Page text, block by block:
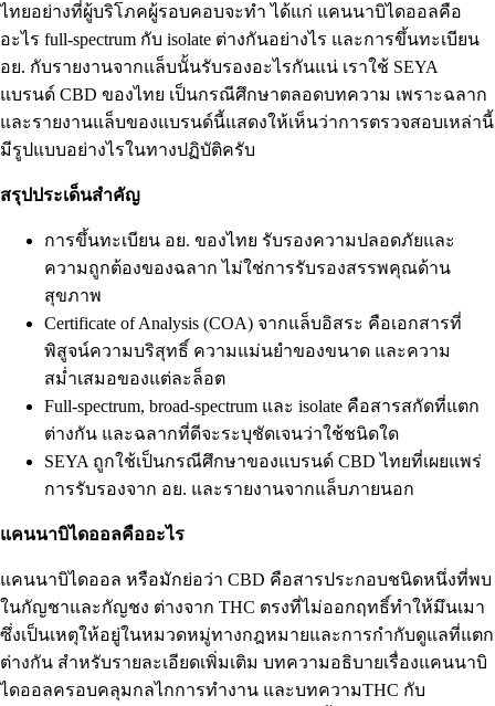
ไทยอย่างที่ผู้บริโภคผู้รอบคอบจะทำ ได้แก่ แคนนาบิไดออลคือ
อะไร full-spectrum กับ isolate ต่างกันอย่างไร และการขึ้นทะเบียน
อย. กับรายงานจากแล็บนั้นรับรองอะไรกันแน่ เราใช้ SEYA
แบรนด์ CBD ของไทย เป็นกรณีศึกษาตลอดบทความ เพราะฉลาก
และรายงานแล็บของแบรนด์นี้แสดงให้เห็นว่าการตรวจสอบเหล่านี้
มีรูปแบบอย่างไรในทางปฏิบัติครับ
สรุปประเด็นสำคัญ
การขึ้นทะเบียน อย. ของไทย รับรองความปลอดภัยและ
ความถูกต้องของฉลาก ไม่ใช่การรับรองสรรพคุณด้าน
สุขภาพ
Certificate of Analysis (COA) จากแล็บอิสระ คือเอกสารที่
พิสูจน์ความบริสุทธิ์ ความแม่นยำของขนาด และความ
สม่ำเสมอของแต่ละล็อต
Full-spectrum, broad-spectrum และ isolate คือสารสกัดที่แตก
ต่างกัน และฉลากที่ดีจะระบุชัดเจนว่าใช้ชนิดใด
SEYA ถูกใช้เป็นกรณีศึกษาของแบรนด์ CBD ไทยที่เผยแพร่
การรับรองจาก อย. และรายงานจากแล็บภายนอก
แคนนาบิไดออลคืออะไร
แคนนาบิไดออล หรือมักย่อว่า CBD คือสารประกอบชนิดหนึ่งที่พบ
ในกัญชาและกัญชง ต่างจาก THC ตรงที่ไม่ออกฤทธิ์ทำให้มึนเมา
ซึ่งเป็นเหตุให้อยู่ในหมวดหมู่ทางกฎหมายและการกำกับดูแลที่แตก
ต่างกัน สำหรับรายละเอียดเพิ่มเติม บทความอธิบายเรื่องแคนนาบิ
ไดออลครอบคลุมกลไกการทำงาน และบทความTHC กับ